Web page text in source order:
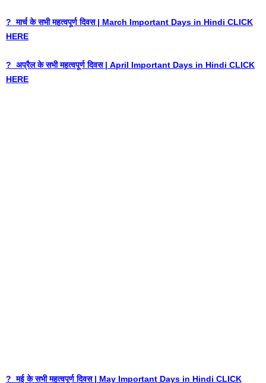
? मार्च के सभी महत्वपूर्ण दिवस | March Important Days in Hindi CLICK
HERE
? अप्रैल के सभी महत्वपूर्ण दिवस | April Important Days in Hindi CLICK
HERE
? मई के सभी महत्वपूर्ण दिवस | May Important Days in Hindi CLICK